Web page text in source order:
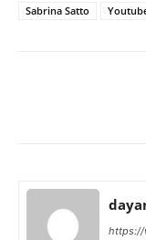
Sabrina Satto
https://